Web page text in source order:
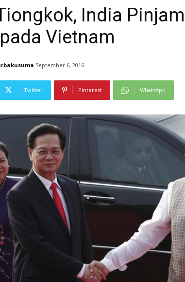
India
Vietnam
September 6, 2016
Twitter Pinterest WhatsApp